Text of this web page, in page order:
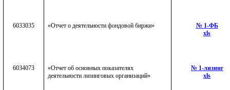
6033035 «Отчет о деятельности фондовой биржи»
№ 1-ФБ
xls
6034073
«Отчет об основных показателях
деятельности лизинговых организаций»
№ 1-лизинг
xls